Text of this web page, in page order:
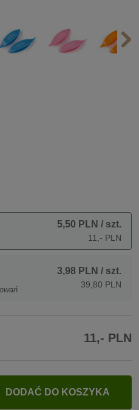
5,50 PLN / szt.
11,- PLN
3,98 PLN / szt.
39,80 PLN
11,- PLN
DODAĆ DO KOSZYKA